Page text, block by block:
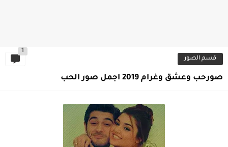
قسم الصور
1
صورحب وعشق وغرام 2019 اجمل صور الحب